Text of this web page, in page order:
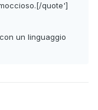
quote']
un linguaggio